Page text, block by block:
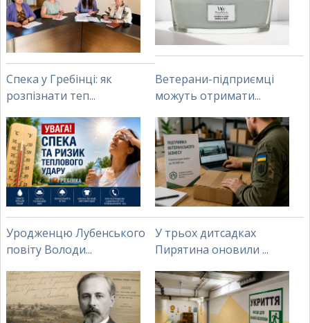
Спека у Гребінці: як
розпізнати теп...
Ветерани-підприємці
можуть отримати...
Уродженцю Лубенського
повіту Володи...
У трьох дитсадках
Пирятина оновили ...